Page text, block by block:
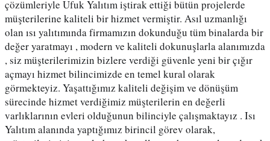
çözümleriyle Ufuk Yalıtım iştirak ettiği bütün projelerde
müşterilerine kaliteli bir hizmet vermiştir. Asıl uzmanlığı
olan ısı yalıtımında firmamızın dokunduğu tüm binalarda bir
değer yaratmayı , modern ve kaliteli dokunuşlarla alanımızda
, siz müşterilerimizin bizlere verdiği güvenle yeni bir çığır
açmayı hizmet bilincimizde en temel kural olarak
görmekteyiz. Yaşattığımız kaliteli değişim ve dönüşüm
sürecinde hizmet verdiğimiz müşterilerin en değerli
varlıklarının evleri olduğunun bilinciyle çalışmaktayız . Isı
Yalıtım alanında yaptığımız birincil görev olarak,